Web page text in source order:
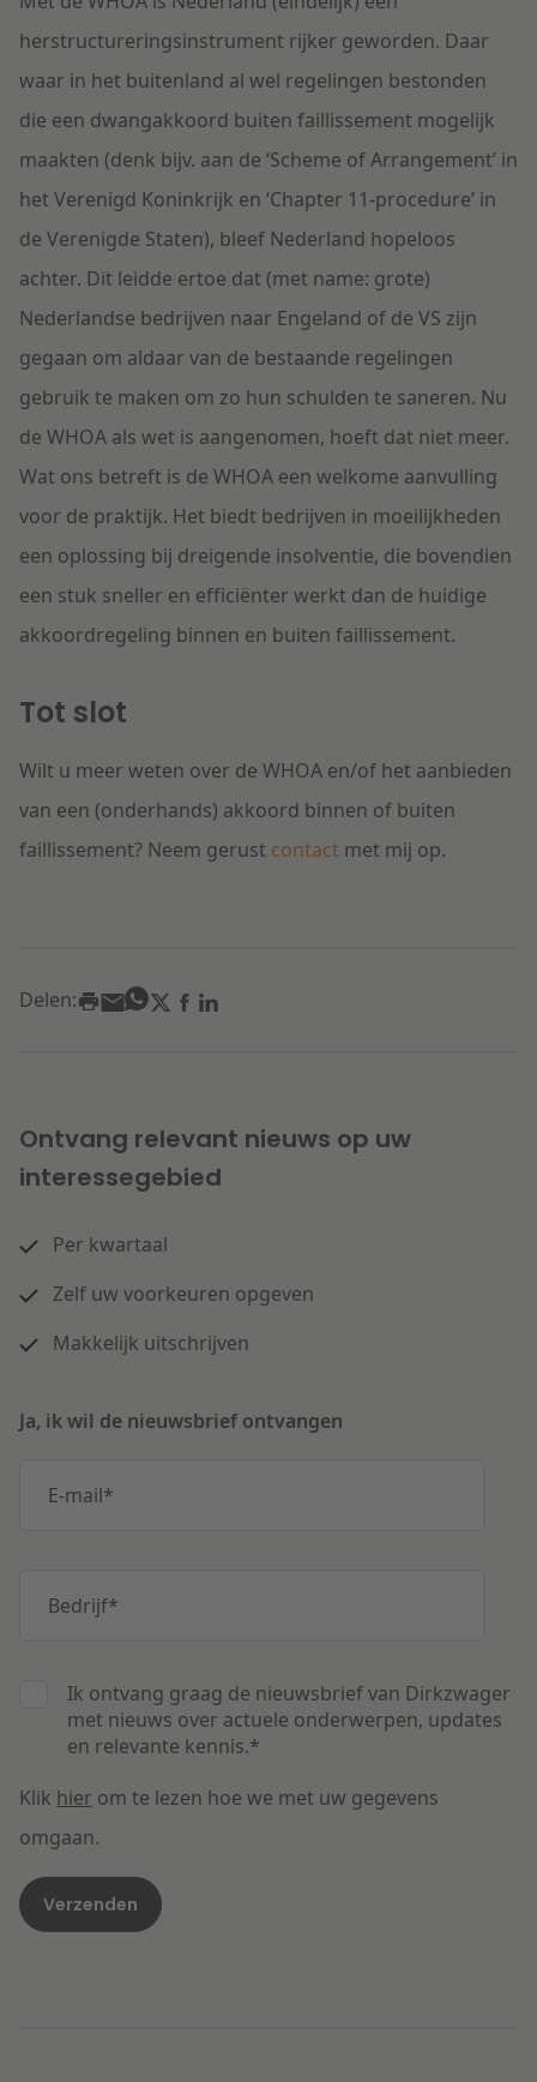
herstructureringsinstrument rijker geworden. Daar
waar in het buitenland al wel regelingen bestonden
die een dwangakkoord buiten faillissement mogelijk
maakten (denk bijv. aan de ‘Scheme of Arrangement’ in
het Verenigd Koninkrijk en ‘Chapter 11-procedure’ in
de Verenigde Staten), bleef Nederland hopeloos
achter. Dit leidde ertoe dat (met name: grote)
Nederlandse bedrijven naar Engeland of de VS zijn
gegaan om aldaar van de bestaande regelingen
gebruik te maken om zo hun schulden te saneren. Nu
de WHOA als wet is aangenomen, hoeft dat niet meer.
Wat ons betreft is de WHOA een welkome aanvulling
voor de praktijk. Het biedt bedrijven in moeilijkheden
een oplossing bij dreigende insolventie, die bovendien
een stuk sneller en efficiënter werkt dan de huidige
akkoordregeling binnen en buiten faillissement.
Tot slot
Wilt u meer weten over de WHOA en/of het aanbieden
van een (onderhands) akkoord binnen of buiten
faillissement? Neem gerust contact met mij op.
Delen:
Ontvang relevant nieuws op uw
interessegebied
Per kwartaal
Zelf uw voorkeuren opgeven
Makkelijk uitschrijven
Ja, ik wil de nieuwsbrief ontvangen
E-mail*
Bedrijf*
Ik ontvang graag de nieuwsbrief van Dirkzwager
met nieuws over actuele onderwerpen, updates
en relevante kennis.*
Klik hier om te lezen hoe we met uw gegevens
omgaan.